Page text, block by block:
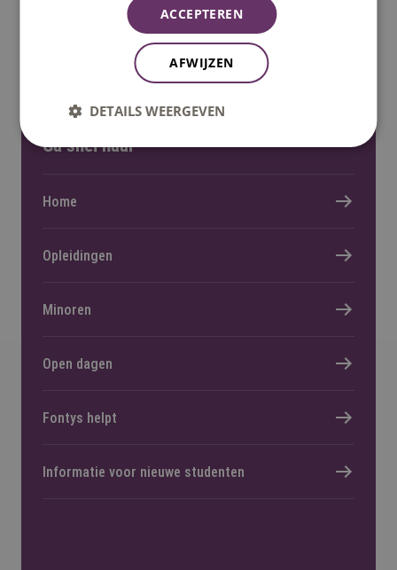
Stuur een mail
Stel een vraag
Ga snel naar
Home
Opleidingen
Minoren
Open dagen
Fontys helpt
Informatie voor nieuwe studenten
ACCEPTEREN
AFWIJZEN
DETAILS WEERGEVEN